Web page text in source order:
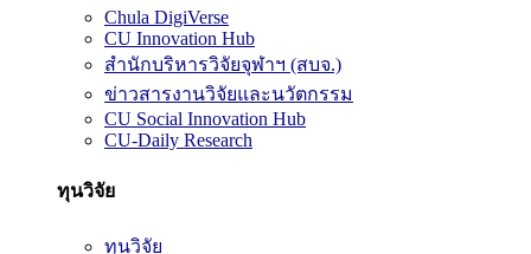
Chula DigiVerse
CU Innovation Hub
สำนักบริหารวิจัยจุฬาฯ (สบจ.)
ข่าวสารงานวิจัยและนวัตกรรม
CU Social Innovation Hub
CU-Daily Research
ทุนวิจัย
ทุนวิจัย